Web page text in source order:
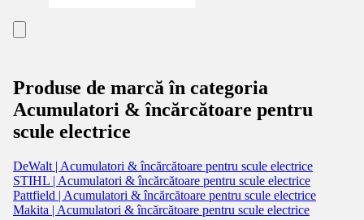
Produse de marcă în categoria
Acumulatori & încărcătoare pentru
scule electrice
DeWalt | Acumulatori & încărcătoare pentru scule electrice
STIHL | Acumulatori & încărcătoare pentru scule electrice
Pattfield | Acumulatori & încărcătoare pentru scule electrice
Makita | Acumulatori & încărcătoare pentru scule electrice